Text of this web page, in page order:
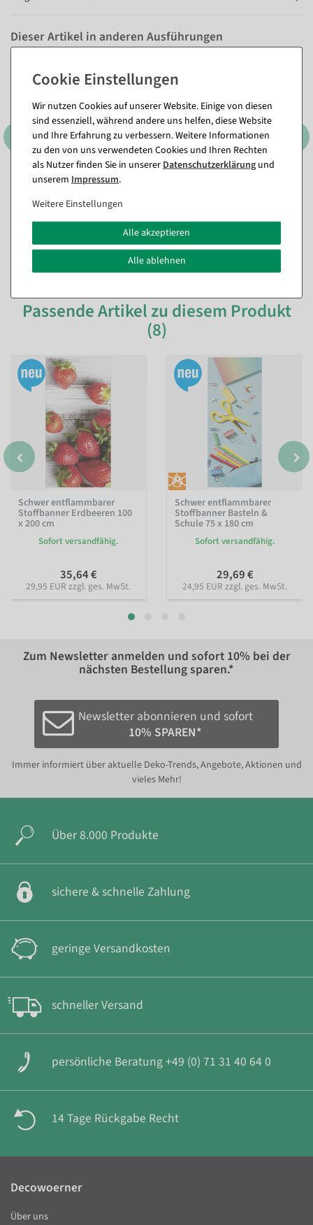
Dieser Artikel in anderen Ausführungen
Passende Artikel zu diesem Produkt
(8)
Schwer entflammbarer
Stoffbanner Erdbeeren 100
x 200 cm
Sofort versandfähig.
35,64 €
29,95 EUR zzgl. ges. MwSt.
Schwer entflammbarer
Stoffbanner Basteln &
Schule 75 x 180 cm
Sofort versandfähig.
29,69 €
24,95 EUR zzgl. ges. MwSt.
Zum Newsletter anmelden und sofort 10% bei der
nächsten Bestellung sparen.*
Newsletter abonnieren und sofort
10% SPAREN*
Immer informiert über aktuelle Deko-Trends, Angebote, Aktionen und
vieles Mehr!
Über 8.000 Produkte
sichere & schnelle Zahlung
geringe Versandkosten
schneller Versand
persönliche Beratung +49 (0) 71 31 40 64 0
14 Tage Rückgabe Recht
Wir nutzen Cookies auf unserer Website. Einige von diesen
sind essenziell, während andere uns helfen, diese Website
und Ihre Erfahrung zu verbessern. Weitere Informationen
zu den von uns verwendeten Cookies und Ihren Rechten
als Nutzer finden Sie in unsererDaten­schutz­erklärung und
unserem Impressum.
Weitere Einstellungen
Alle akzeptieren
Alle ablehnen
Decowoerner
Über uns